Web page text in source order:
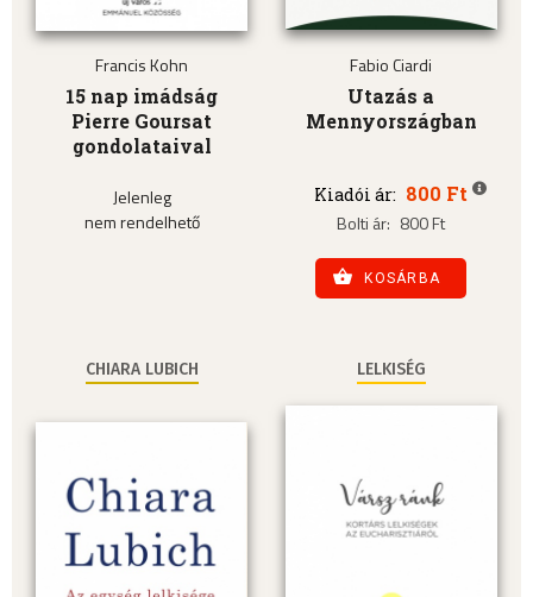
Francis Kohn
15 nap imádság
Pierre Goursat
gondolataival
Jelenleg
nem rendelhető
Fabio Ciardi
Utazás a
Mennyországban
Kiadói ár: 800 Ft
Bolti ár: 800 Ft
KOSÁRBA
CHIARA LUBICH LELKISÉG